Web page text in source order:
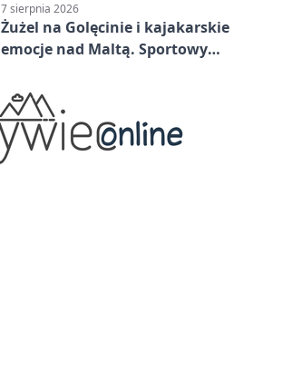
7 sierpnia 2026
Żużel na Golęcinie i kajakarskie
emocje nad Maltą. Sportowy